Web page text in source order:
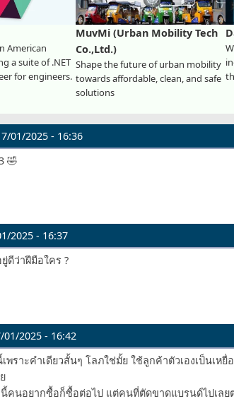
American
a suite of .NET
for engineers.
MuvMi (Urban Mobility Tech
Co.,Ltd.)
Shape the future of urban mobility
towards affordable, clean, and safe
solutions
01/2025 - 16:36
🤣
2025 - 16:37
ดีว่าฝีมือใคร ?
01/2025 - 16:42
พราะคำเดียวสั้นๆ โลภใช่มั้ย ใช้ลูกค้าตัวเองเป็นเหยื่
คนอยากซื้อก็ซื้อต่อไป แต่คนที่ตัดขาดแบรนด์ไปเลย